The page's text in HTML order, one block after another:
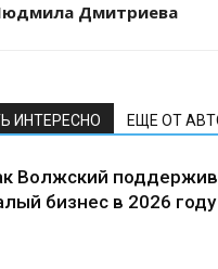
Дмитриева
ИНТЕРЕСНО ЕЩЕ ОТ
Волжский
бизнес в 2026 году